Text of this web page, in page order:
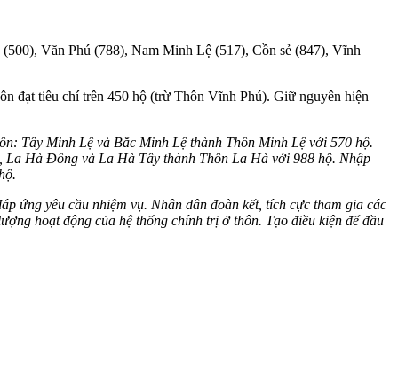
Văn Phú (788), Nam Minh Lệ (517), Cồn sẻ (847), Vĩnh
đạt tiêu chí trên 450 hộ (trừ Thôn Vĩnh Phú). Giữ nguyên hiện
Tây Minh Lệ và Bắc Minh Lệ thành Thôn Minh Lệ với 570 hộ.
Hà Đông và La Hà Tây thành Thôn La Hà với 988 hộ. Nhập
ứng yêu cầu nhiệm vụ. Nhân dân đoàn kết, tích cực tham gia các
hoạt động của hệ thống chính trị ở thôn. Tạo điều kiện để đầu